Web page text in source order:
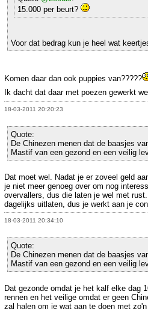
15.000 per beurt?
Voor dat bedrag kun je heel wat
Komen daar dan ook puppies van?????
Ik dacht dat daar met poezen gewerkt
18-03-2011 20:20:23
Quote:
De Chinezen menen dat de baasjes
Mastif van een gezond en een veilig
Dat moet wel. Nadat je er zoveel geld
je niet meer genoeg over om nog
overvallers, dus die laten je wel met
dagelijks uitlaten, dus je werkt aan je
18-03-2011 20:34:10
Quote:
De Chinezen menen dat de baasjes
Mastif van een gezond en een veilig
Dat gezonde omdat je het kalf elke dag
rennen en het veilige omdat er geen
zal halen om je wat aan te doen met